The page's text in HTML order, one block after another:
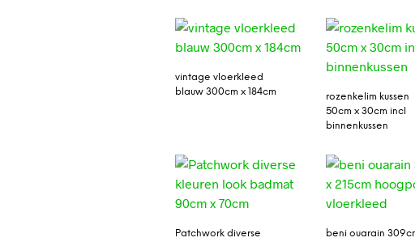
vintage vloerkleed
blauw 300cm x 184cm
rozenkelim kussen
50cm x 30cm incl
binnenkussen
Patchwork diverse
beni ouarain